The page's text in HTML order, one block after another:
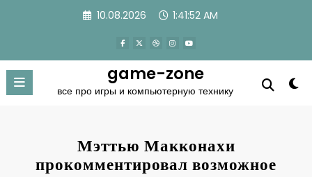
10.08.2026 1:41:53 AM
game-zone
все про игры и компьютерную технику
Мэттью Макконахи
прокомментировал возможное